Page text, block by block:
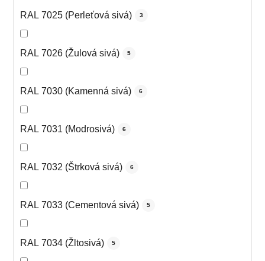
RAL 7025 (Perleťová sivá) 3
RAL 7026 (Žulová sivá) 5
RAL 7030 (Kamenná sivá) 6
RAL 7031 (Modrosivá) 6
RAL 7032 (Štrková sivá) 6
RAL 7033 (Cementová sivá) 5
RAL 7034 (Žltosivá) 5